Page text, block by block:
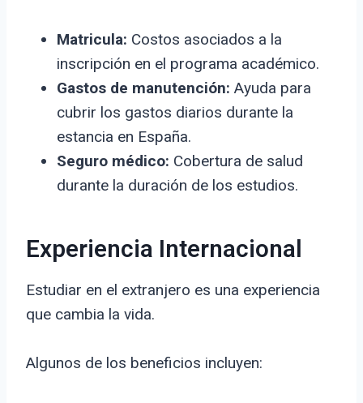
Matricula: Costos asociados a la
inscripción en el programa académico.
Gastos de manutención: Ayuda para
cubrir los gastos diarios durante la
estancia en España.
Seguro médico: Cobertura de salud
durante la duración de los estudios.
Experiencia Internacional
Estudiar en el extranjero es una experiencia
que cambia la vida.
Algunos de los beneficios incluyen: